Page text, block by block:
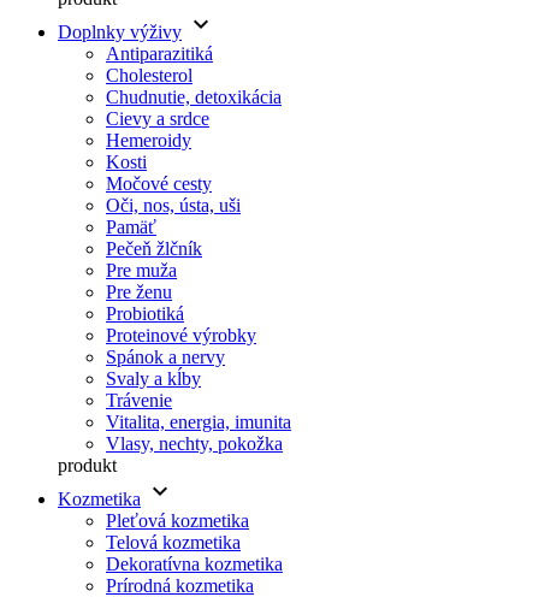
Doplnky výživy keyboard_arrow_down
Antiparazitiká
Cholesterol
Chudnutie, detoxikácia
Cievy a srdce
Hemeroidy
Kosti
Močové cesty
Oči, nos, ústa, uši
Pamäť
Pečeň žlčník
Pre muža
Pre ženu
Probiotiká
Proteinové výrobky
Spánok a nervy
Svaly a kĺby
Trávenie
Vitalita, energia, imunita
Vlasy, nechty, pokožka
produkt
Kozmetika
keyboard_arrow_down
Pleťová kozmetika
Telová kozmetika
Dekoratívna kozmetika
Prírodná kozmetika